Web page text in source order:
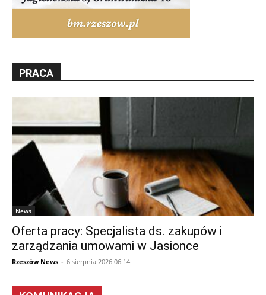
PRACA
News
Oferta pracy: Specjalista ds. zakupów i
zarządzania umowami w Jasionce
Rzeszów News - 6 sierpnia 2026 06:14